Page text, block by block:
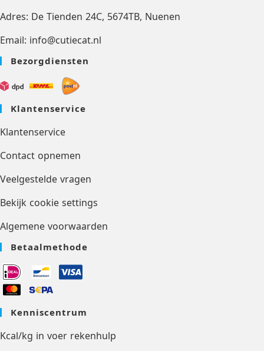
Adres: De Tienden 24C, 5674TB, Nuenen
Email: info@cutiecat.nl
Bezorgdiensten
Klantenservice
Klantenservice
Contact opnemen
Veelgestelde vragen
Bekijk cookie settings
Algemene voorwaarden
Betaalmethode
Kenniscentrum
Kcal/kg in voer rekenhulp